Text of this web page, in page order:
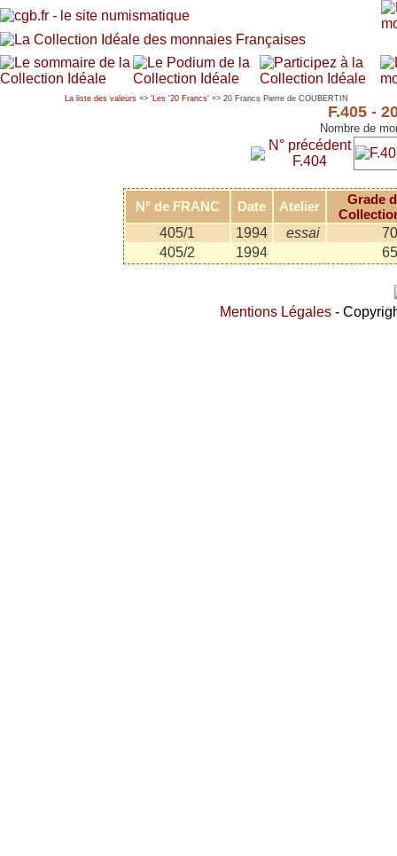
La liste des valeurs => 'Les '20 Francs' => 20 Francs Pierre de COUBERTIN
F.405 -
Nombre de
N° précédent
F.404
N° de FRANC Date Atelier
Grade
405/1
1994 essai
70
405/2
1994 65
Mentions Légales -